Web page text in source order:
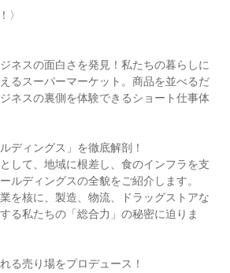
〉
ネスの面白さを発見！私たちの暮らしに
るスーパーマーケット。商品を並べるだ
ネスの裏側を体験できるショート仕事体
ディングス」を徹底解剖！
して、地域に根差し、食のインフラを支
ルディングスの全貌をご紹介します。
を核に、製造、物流、ドラッグストアな
る私たちの「総合力」の秘密に迫りま
る売り場をプロデュース！